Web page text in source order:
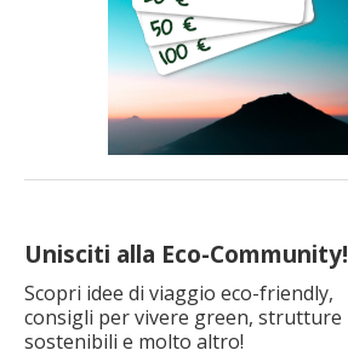
Unisciti alla Eco-Community!
Scopri idee di viaggio eco-friendly,
consigli per vivere green, strutture
sostenibili e molto altro!